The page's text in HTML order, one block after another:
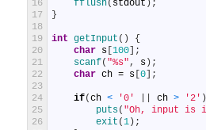
16
17
18
19
20
21
22
23
24
25
26
fflush( stdout ) ;
}
int getInput ( )
{
char s [100
;
scanf( "%s" , s ) ;
char ch = s [0 ;
if(ch < '0' ch > '2' )
puts( "Oh, input is
exit (1 ) ;